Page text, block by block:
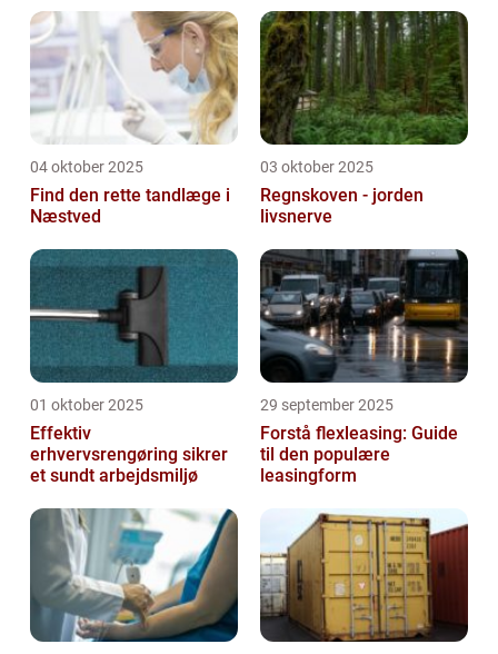
04 oktober 2025
Find den rette tandlæge i
Næstved
03 oktober 2025
Regnskoven - jorden
livsnerve
01 oktober 2025
Effektiv
erhvervsrengøring sikrer
et sundt arbejdsmiljø
29 september 2025
Forstå flexleasing: Guide
til den populære
leasingform